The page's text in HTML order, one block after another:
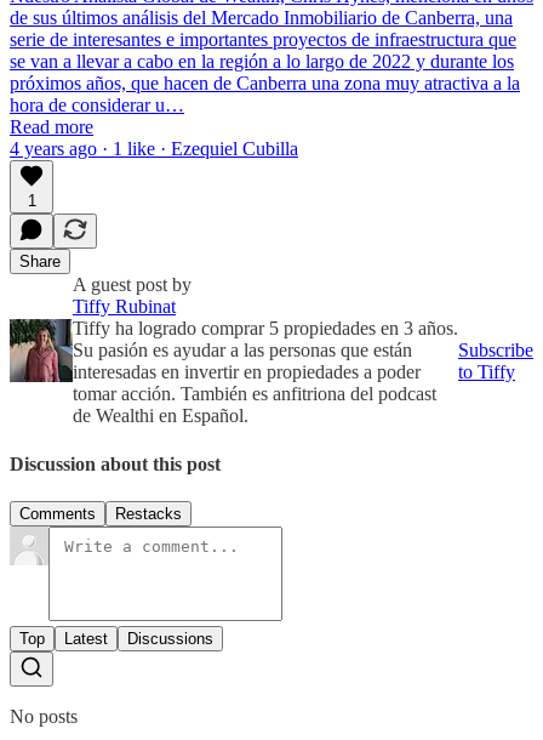
de sus últimos análisis del Mercado Inmobiliario de Canberra, una
serie de interesantes e importantes proyectos de infraestructura que
se van a llevar a cabo en la región a lo largo de 2022 y durante los
próximos años, que hacen de Canberra una zona muy atractiva a la
hora de considerar u…
Read more
4 years ago · 1 like · Ezequiel Cubilla
1
Share
A guest post by
Tiffy Rubinat
Tiffy ha logrado comprar 5 propiedades en 3 años.
Su pasión es ayudar a las personas que están
interesadas en invertir en propiedades a poder
tomar acción. También es anfitriona del podcast
de Wealthi en Español.
Subscribe
to Tiffy
Discussion about this post
Comments Restacks
Top Latest Discussions
No posts